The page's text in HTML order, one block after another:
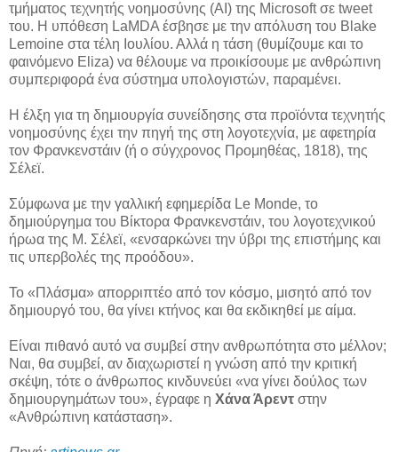
τμήματος τεχνητής νοημοσύνης (AI) της Microsoft σε tweet
του. Η υπόθεση LaMDA έσβησε με την απόλυση του Blake
Lemoine στα τέλη Ιουλίου. Αλλά η τάση (θυμίζουμε και το
φαινόμενο Eliza) να θέλουμε να προικίσουμε με ανθρώπινη
συμπεριφορά ένα σύστημα υπολογιστών, παραμένει.
Η έλξη για τη δημιουργία συνείδησης στα προϊόντα τεχνητής
νοημοσύνης έχει την πηγή της στη λογοτεχνία, με αφετηρία
τον Φρανκενστάιν (ή ο σύγχρονος Προμηθέας, 1818), της
Σέλεϊ.
Σύμφωνα με την γαλλική εφημερίδα Le Monde, το
δημιούργημα του Βίκτορα Φρανκενστάιν, του λογοτεχνικού
ήρωα της Μ. Σέλεϊ, «ενσαρκώνει την ύβρι της επιστήμης και
τις υπερβολές της προόδου».
Το «Πλάσμα» απορριπτέο από τον κόσμο, μισητό από τον
δημιουργό του, θα γίνει κτήνος και θα εκδικηθεί με αίμα.
Είναι πιθανό αυτό να συμβεί στην ανθρωπότητα στο μέλλον;
Ναι, θα συμβεί, αν διαχωριστεί η γνώση από την κριτική
σκέψη, τότε ο άνθρωπος κινδυνεύει «να γίνει δούλος των
δημιουργημάτων του», έγραφε η Χάνα Άρεντ στην
«Ανθρώπινη κατάσταση».